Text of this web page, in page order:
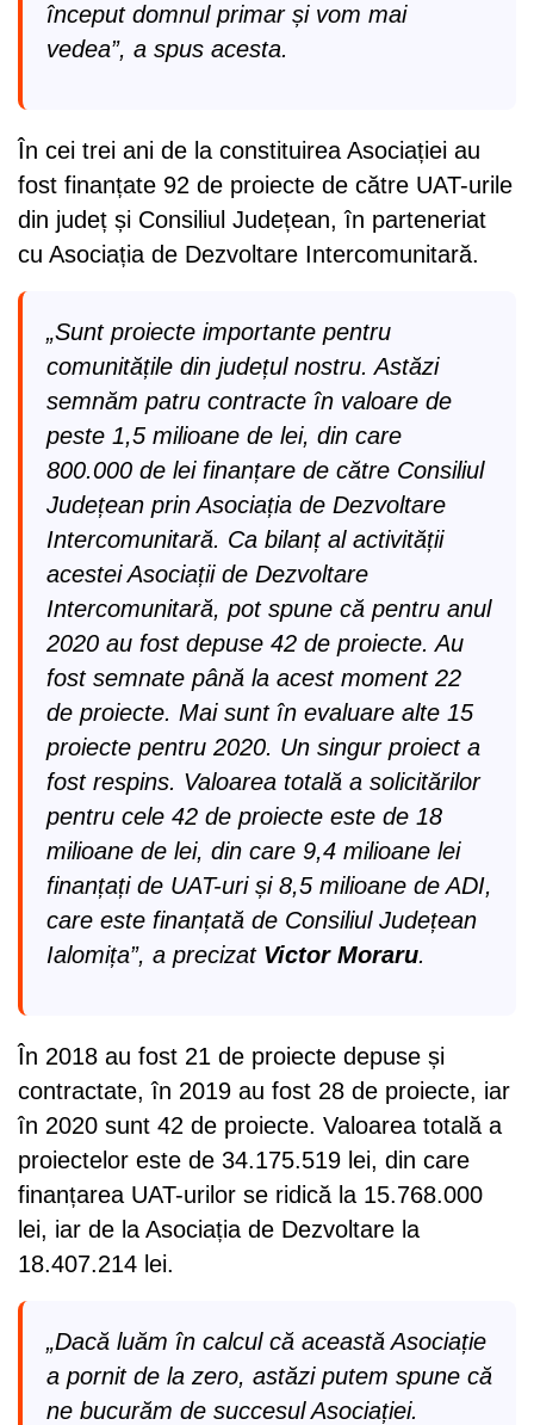
început domnul primar și vom mai
vedea”, a spus acesta.
În cei trei ani de la constituirea Asociației au
fost finanțate 92 de proiecte de către UAT-urile
din județ și Consiliul Județean, în parteneriat
cu Asociația de Dezvoltare Intercomunitară.
„Sunt proiecte importante pentru
comunitățile din județul nostru. Astăzi
semnăm patru contracte în valoare de
peste 1,5 milioane de lei, din care
800.000 de lei finanțare de către Consiliul
Județean prin Asociația de Dezvoltare
Intercomunitară. Ca bilanț al activității
acestei Asociații de Dezvoltare
Intercomunitară, pot spune că pentru anul
2020 au fost depuse 42 de proiecte. Au
fost semnate până la acest moment 22
de proiecte. Mai sunt în evaluare alte 15
proiecte pentru 2020. Un singur proiect a
fost respins. Valoarea totală a solicitărilor
pentru cele 42 de proiecte este de 18
milioane de lei, din care 9,4 milioane lei
finanțați de UAT-uri și 8,5 milioane de ADI,
care este finanțată de Consiliul Județean
Ialomița”, a precizat Victor Moraru.
În 2018 au fost 21 de proiecte depuse și
contractate, în 2019 au fost 28 de proiecte, iar
în 2020 sunt 42 de proiecte. Valoarea totală a
proiectelor este de 34.175.519 lei, din care
finanțarea UAT-urilor se ridică la 15.768.000
lei, iar de la Asociația de Dezvoltare la
18.407.214 lei.
„Dacă luăm în calcul că această Asociație
a pornit de la zero, astăzi putem spune că
ne bucurăm de succesul Asociației.